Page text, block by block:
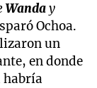
Wanday
Ochoa.
un
en donde
habría